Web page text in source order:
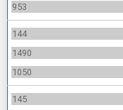
953
144
1490
1050
145